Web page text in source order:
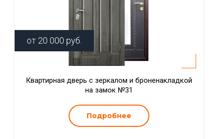
от 20 000 руб.
Квартирная дверь с зеркалом и броненакладкой
на замок №31
Подробнее